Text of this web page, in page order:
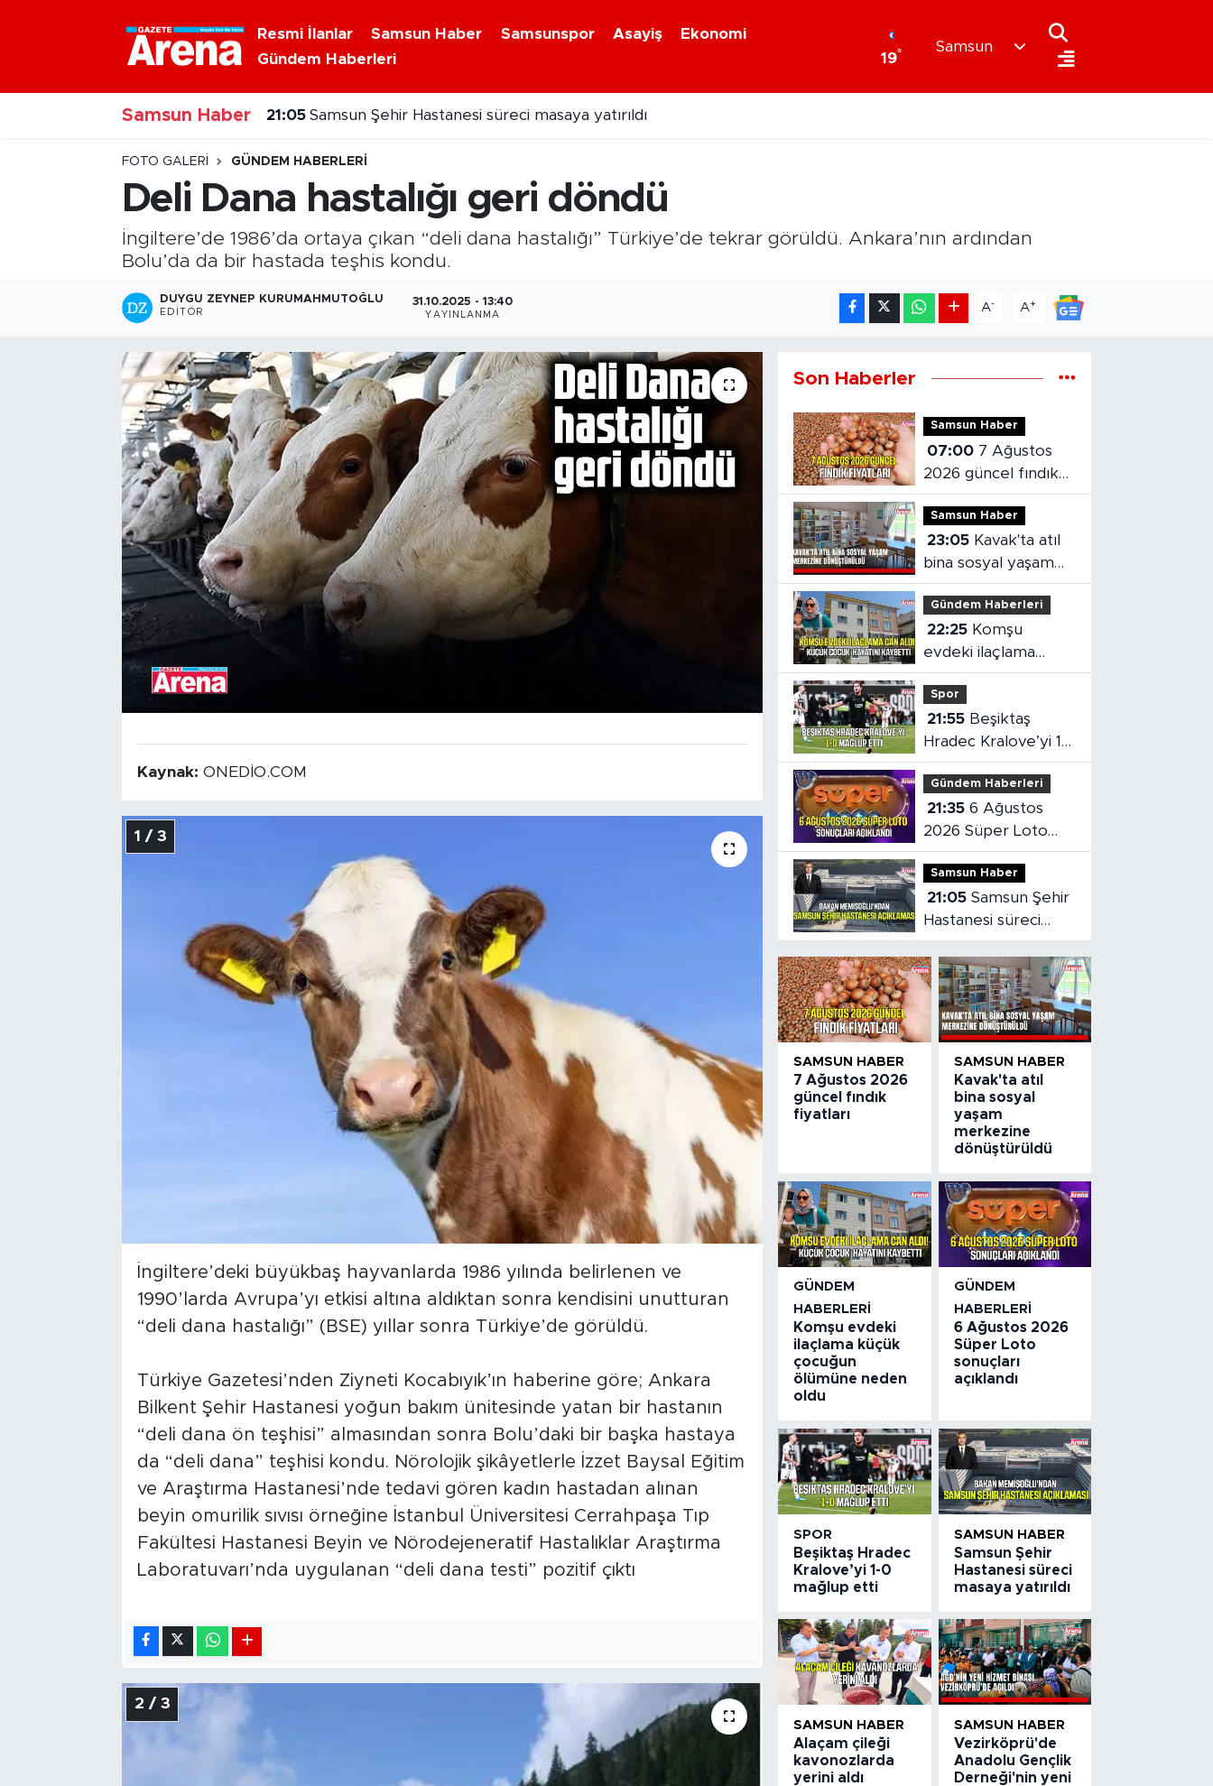
Resmi İlanlar Samsun Haber Samsunspor Asayiş
Ekonomi
Gündem Haberleri
19°
Samsun
Samsun Haber 20:30 Samsunspor'da Gabriele dönemi başladı
FOTO GALERI GÜNDEM HABERLERI
Deli Dana hastalığı geri döndü
İngiltere’de 1986’da ortaya çıkan “deli dana hastalığı” Türkiye’de tekrar görüldü. Ankara’nın ardından
Bolu’da da bir hastada teşhis kondu.
DUYGU ZEYNEP KURUMAHMUTOĞLU
EDITÖR
31.10.2025 - 13:40
YAYINLANMA
A- A+
Kaynak: ONEDİO.COM
1 / 3
İngiltere’deki büyükbaş hayvanlarda 1986 yılında belirlenen ve
1990’larda Avrupa’yı etkisi altına aldıktan sonra kendisini unutturan
“deli dana hastalığı” (BSE) yıllar sonra Türkiye’de görüldü.
Türkiye Gazetesi’nden Ziyneti Kocabıyık’ın haberine göre; Ankara
Bilkent Şehir Hastanesi yoğun bakım ünitesinde yatan bir hastanın
“deli dana ön teşhisi” almasından sonra Bolu’daki bir başka hastaya
da “deli dana” teşhisi kondu. Nörolojik şikâyetlerle İzzet Baysal Eğitim
ve Araştırma Hastanesi’nde tedavi gören kadın hastadan alınan
beyin omurilik sıvısı örneğine İstanbul Üniversitesi Cerrahpaşa Tıp
Fakültesi Hastanesi Beyin ve Nörodejeneratif Hastalıklar Araştırma
Laboratuvarı’nda uygulanan “deli dana testi” pozitif çıktı
2 / 3
Son Haberler
Samsun Haber
07:00
2026 güncel fındık
fiyatları
Samsun Haber
23:05
bina sosyal yaşam
merkezine
dönüştürüldü
Gündem Haberleri
22:25
evdeki ilaçlama
küçük çocuğun
ölümüne neden oldu
Spor
21:55
Hradec Kralove’yi 1-
0 mağlup etti
Gündem Haberleri
21:35 6 Ağustos
2026 Süper Loto
sonuçları açıklandı
Samsun Haber
21:05 Samsun Şehir
Hastanesi süreci
masaya yatırıldı
SAMSUN HABER
7 Ağustos 2026
güncel fındık
fiyatları
SAMSUN HABER
Kavak'ta atıl
bina sosyal
yaşam
merkezine
dönüştürüldü
GÜNDEM
HABERLERI
Komşu evdeki
ilaçlama küçük
çocuğun
ölümüne neden
oldu
GÜNDEM
HABERLERI
6 Ağustos 2026
Süper Loto
sonuçları
açıklandı
SPOR
Beşiktaş Hradec
Kralove’yi 1-0
mağlup etti
SAMSUN HABER
Samsun Şehir
Hastanesi süreci
masaya yatırıldı
SAMSUN HABER
Alaçam çileği
kavonozlarda
yerini aldı
SAMSUN HABER
Vezirköprü'de
Anadolu Gençlik
Derneği'nin yeni
Nöbetçi Eczaneler
Hava Durumu
Samsun Namaz Vakitleri
Trafik Durumu
Süper Lig Puan Durumu ve Fikstür
Tüm Manşetler
Haber Arşivi